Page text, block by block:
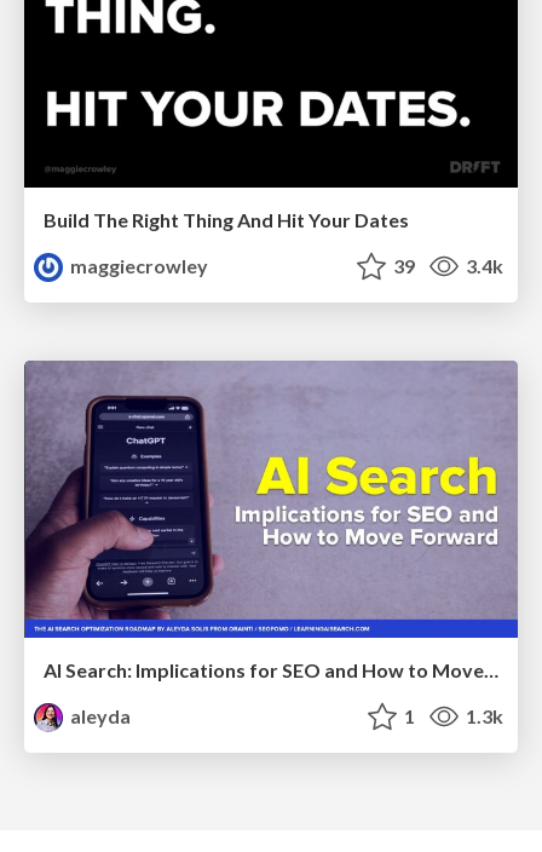
Build The Right Thing And Hit Your Dates
maggiecrowley
39 3.4k
AI Search: Implications for SEO and How to Move Forward - #ShenzhenSEOConference
aleyda
1 1.3k